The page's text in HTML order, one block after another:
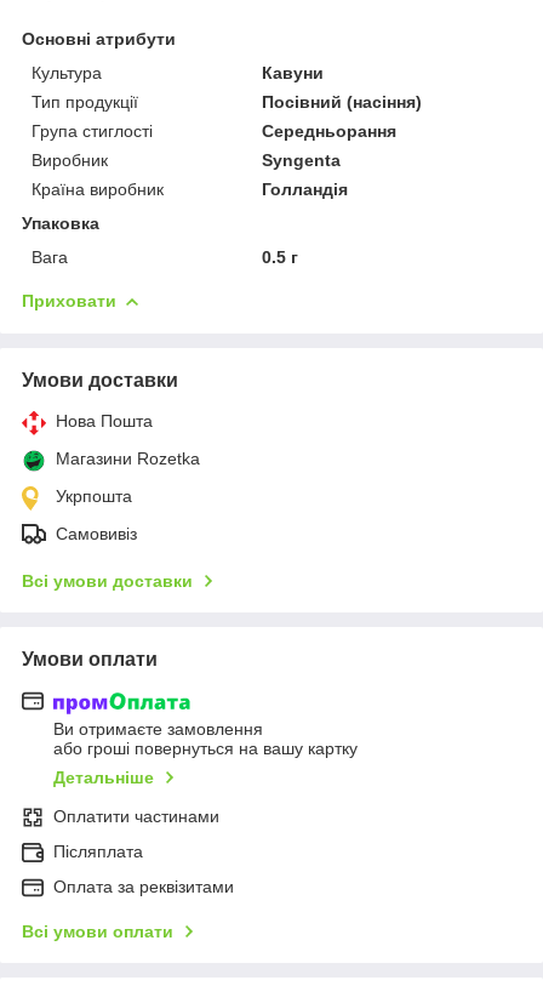
Основні атрибути
Культура
Кавуни
Тип продукції
Посівний (насіння)
Група стиглості
Середньорання
Виробник
Syngenta
Країна виробник
Голландія
Упаковка
Вага
0.5 г
Приховати
Умови доставки
Нова Пошта
Магазини Rozetka
Укрпошта
Самовивіз
Всі умови доставки
Умови оплати
Ви отримаєте замовлення
або гроші повернуться на вашу картку
Детальніше
Оплатити частинами
Післяплата
Оплата за реквізитами
Всі умови оплати